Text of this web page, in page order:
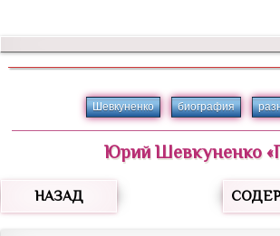
Шевкуненко биография
Юрий Шевкуненко «
НАЗАД